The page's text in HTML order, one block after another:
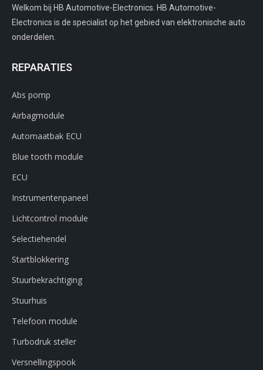
Welkom bij HB Automotive-Electronics. HB Automotive-
Electronics is de specialist op het gebied van elektronische auto
onderdelen.
REPARATIES
Abs pomp
Airbagmodule
Automaatbak ECU
Blue tooth module
ECU
Instrumentenpaneel
Lichtcontrol module
Selectiehendel
Startblokkering
Stuurbekrachtiging
Stuurhuis
Telefoon module
Turbodruk steller
Versnellingspook